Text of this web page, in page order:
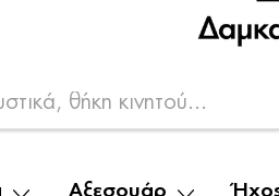
Αξεσουάρ